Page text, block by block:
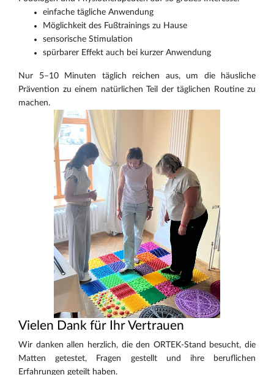
einfache tägliche Anwendung
Möglichkeit des Fußtrainings zu Hause
sensorische Stimulation
spürbarer Effekt auch bei kurzer Anwendung
Nur 5–10 Minuten täglich reichen aus, um die häusliche
Prävention zu einem natürlichen Teil der täglichen Routine zu
machen.
Vielen Dank für Ihr Vertrauen
Wir danken allen herzlich, die den ORTEK-Stand besucht, die
Matten getestet, Fragen gestellt und ihre beruflichen
Erfahrungen geteilt haben.